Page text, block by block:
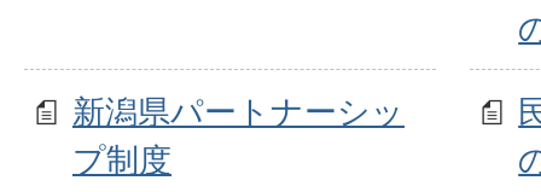
新潟県パートナーシッ
プ制度